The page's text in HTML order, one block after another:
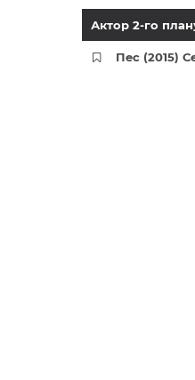
Актор 2-го
Пес (2015)